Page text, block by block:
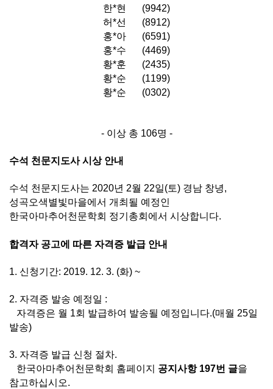
한*현
(9942)
허*선
(8912)
홍*아
(6591)
홍*수
(4469)
황*훈
(2435)
황*순
(1199)
황*순
(0302)
- 이상 총 106명 -
수석 천문지도사 시상 안내
수석 천문지도사는 2020년 2월 22일(토) 경남 창녕,
성곡오색별빛마을에서 개최될 예정인
한국아마추어천문학회 정기총회에서 시상합니다.
합격자 공고에 따른 자격증 발급 안내
1. 신청기간: 2019. 12. 3. (화) ~
2. 자격증 발송 예정일 :
자격증은 월 1회 발급하여 발송될 예정입니다.(매월 25일
발송)
3. 자격증 발급 신청 절차.
한국아마추어천문학회 홈페이지 공지사항 197번 글을
참고하십시오.